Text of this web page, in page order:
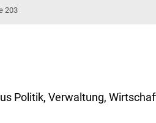
203
Politik, Verwaltung,